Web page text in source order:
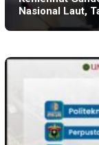
Nasional Laut,